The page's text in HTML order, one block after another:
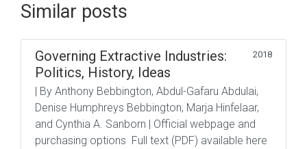
Similar posts
Governing Extractive Industries:
Politics, History, Ideas
2018
| By Anthony Bebbington, Abdul-Gafaru Abdulai,
Denise Humphreys Bebbington, Marja Hinfelaar,
and Cynthia A. Sanborn | Official webpage and
purchasing options Full text (PDF) available here